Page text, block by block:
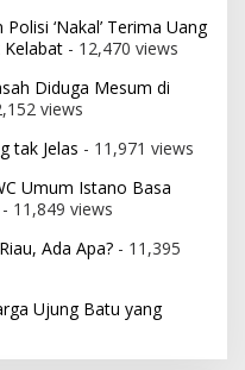
‘Nakal’ Terima Uang
Kelabat - 12,470 views
Diduga Mesum di
views
tak Jelas - 11,971 views
Umum Istano Basa
- 11,849 views
Ada Apa? - 11,395
Ujung Batu yang